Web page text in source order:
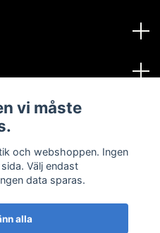
vi måste
och webshoppen. Ingen
Välj endast
data sparas.
alla